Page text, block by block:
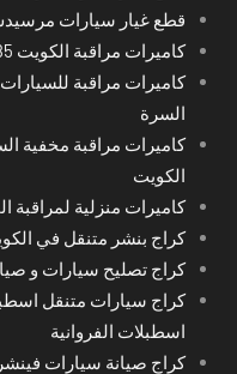
قطع غيار سيارات
كاميرات مراقبة الكويت 66428585
كاميرات مراقبة
السرة
كاميرات مراقبة مخفية
الكويت
كاميرات منزلية لمراقبة
كراج بنشر متنقل في
كراج تصليح سيارات و
كراج سيارات متنقل
اسطبلات الفروانية
كراج صيانة سيارات